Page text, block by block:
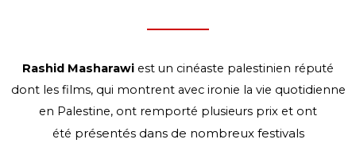
Rashid Masharawi est un cinéaste palestinien réputé
dont les films, qui montrent avec ironie la vie quotidienne
en Palestine, ont remporté plusieurs prix et ont
été présentés dans de nombreux festivals